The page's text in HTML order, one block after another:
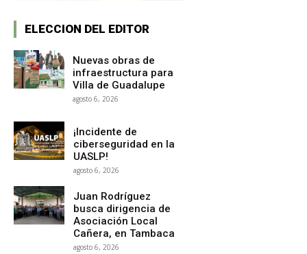
ELECCION DEL EDITOR
Nuevas obras de
infraestructura para
Villa de Guadalupe
agosto 6, 2026
¡Incidente de
ciberseguridad en la
UASLP!
agosto 6, 2026
Juan Rodríguez
busca dirigencia de
Asociación Local
Cañera, en Tambaca
agosto 6, 2026